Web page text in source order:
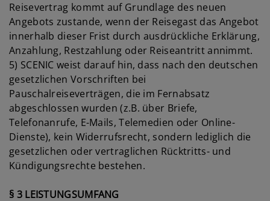
Reisevertrag kommt auf Grundlage des neuen
Angebots zustande, wenn der Reisegast das Angebot
innerhalb dieser Frist durch ausdrückliche Erklärung,
Anzahlung, Restzahlung oder Reiseantritt annimmt.
5) SCENIC weist darauf hin, dass nach den deutschen
gesetzlichen Vorschriften bei
Pauschalreiseverträgen, die im Fernabsatz
abgeschlossen wurden (z.B. über Briefe,
Telefonanrufe, E-Mails, Telemedien oder Online-
Dienste), kein Widerrufsrecht, sondern lediglich die
gesetzlichen oder vertraglichen Rücktritts- und
Kündigungsrechte bestehen.
§ 3 LEISTUNGSUMFANG